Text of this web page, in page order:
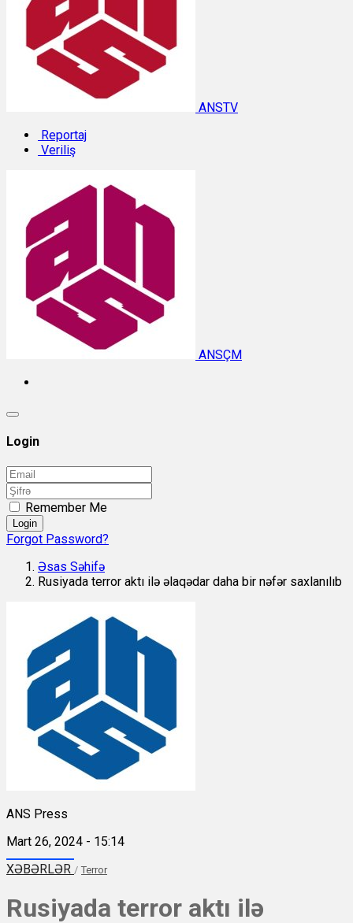
ANSTV
Reportaj
Veriliş
ANSÇM
Login
Remember Me
Login
Forgot Password?
Əsas Səhifə
Rusiyada terror aktı ilə əlaqədar daha bir nəfər saxlanılıb
ANS Press
Mart 26, 2024 - 15:14
XƏBƏRLƏR / Terror
Rusiyada terror aktı ilə